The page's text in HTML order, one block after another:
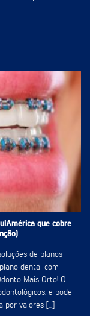
que cobre
de planos
dental com
Mais Orto! O
e pode
valores [...]